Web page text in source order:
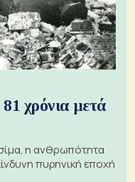
χρόνια μετά
η ανθρωπότητα
πυρηνική εποχή